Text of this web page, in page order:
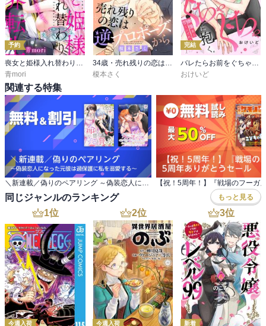
予約
喪女と姫様入れ替わり異世界転生 奥まで疼くキスをして…
青mori
34歳・売れ残りの恋は逆プロポーズから
榎本さく
完結
バレたらお前をぐちゃぐちゃに抱く。傲慢男と甘くシビれる夜
おけいど
関連する特集
＼新連載／偽りのペアリング ～偽装恋人になった元彼は過保護に私を溺愛する～
同じジャンルのランキング もっと見る
1位
今週入荷
2位
今週入荷
3位
新着